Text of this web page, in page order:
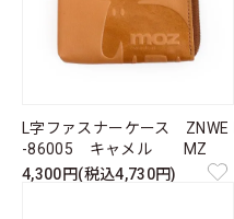
L字ファスナーケース ZNWE
-86005 キャメル MZ
4,300円(税込4,730円)